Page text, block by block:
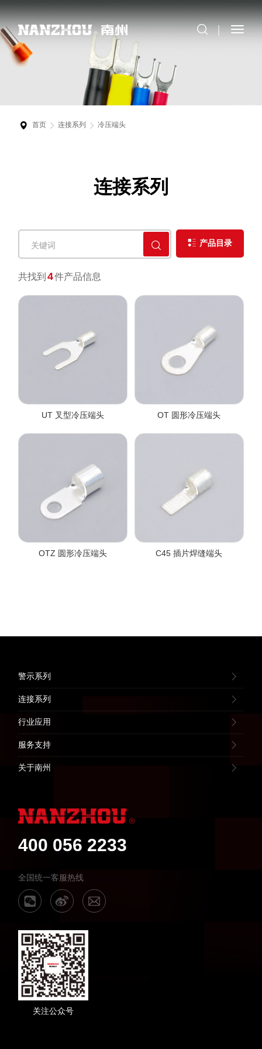
首页 连接系列 冷压端头
连接系列
产品目录
共找到 4件产品信息
UT 叉型冷压端头 OT 圆形冷压端头
OTZ 圆形冷压端头 C45 插片焊缝端头
警示系列
连接系列
行业应用
服务支持
关于南州
400 056 2233
全国统一客服热线
关注公众号